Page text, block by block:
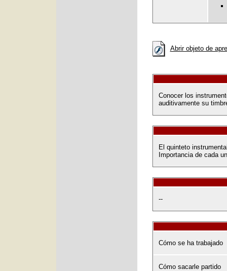
Abrir objeto de
Conocer los
auditivamente su
El quinteto
Importancia de cada
--
Cómo se ha trabajado
Cómo sacarle partido